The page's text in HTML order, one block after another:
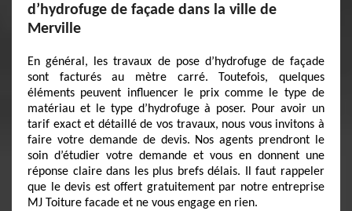
d’hydrofuge de façade dans la ville de
Merville
En général, les travaux de pose d’hydrofuge de façade
sont facturés au mètre carré. Toutefois, quelques
éléments peuvent influencer le prix comme le type de
matériau et le type d’hydrofuge à poser. Pour avoir un
tarif exact et détaillé de vos travaux, nous vous invitons à
faire votre demande de devis. Nos agents prendront le
soin d’étudier votre demande et vous en donnent une
réponse claire dans les plus brefs délais. Il faut rappeler
que le devis est offert gratuitement par notre entreprise
MJ Toiture facade et ne vous engage en rien.